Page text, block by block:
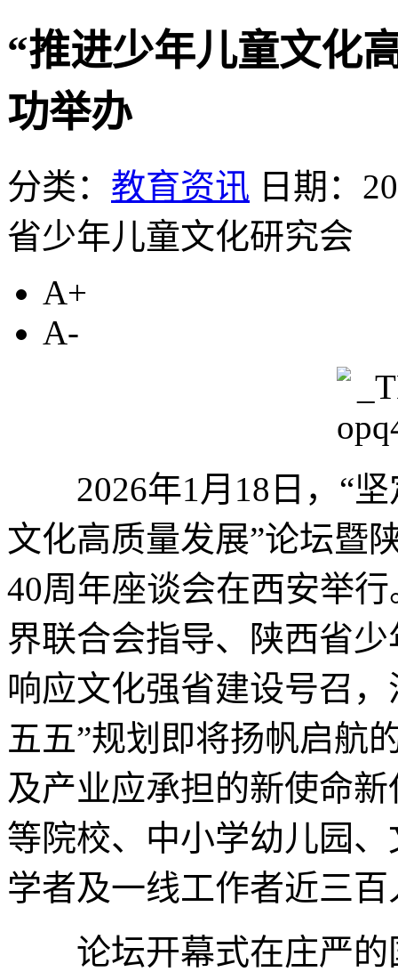
“推进少年儿童文化
功举办
分类： 教育资讯 日期：
省少年儿童文化研究会
A+
A-
2026年1月18日，“
文化高质量发展”论坛暨
40周年座谈会在西安举
界联合会指导、陕西省
响应文化强省建设号召
五五”规划即将扬帆启航
及产业应承担的新使命
等院校、中小学幼儿园
学者及一线工作者近三
论坛开幕式在庄严的